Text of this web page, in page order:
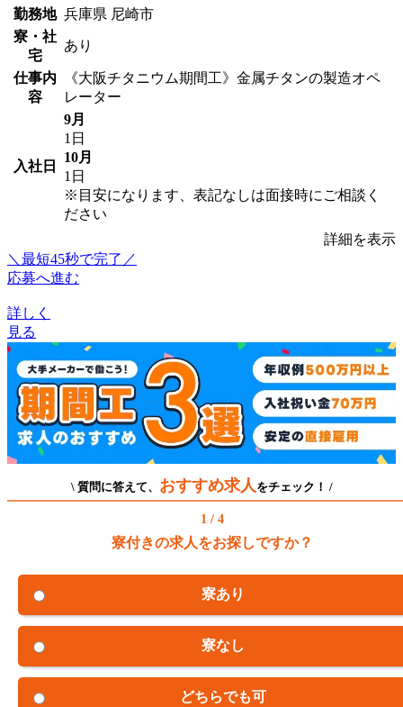
勤務地 兵庫県 尼崎市
寮・社
宅
あり
仕事内
容
《大阪チタニウム期間工》金属チタンの製造オペ
レーター
入社日
9月
1日
10月
1日
※目安になります、表記なしは面接時にご相談く
ださい
詳細を表示
＼最短45秒で完了／
応募へ進む
詳しく
見る
\ 質問に答えて、 おすすめ求人 をチェック！ /
1 / 4
寮付きの求人をお探しですか？
寮あり
寮なし
どちらでも可